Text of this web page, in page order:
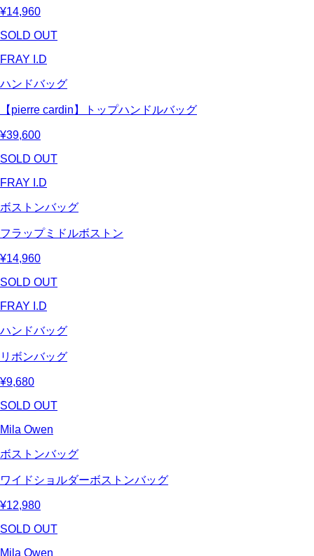
¥14,960
SOLD OUT
FRAY I.D
ハンドバッグ
【pierre cardin】トップハンドルバッグ
¥39,600
SOLD OUT
FRAY I.D
ボストンバッグ
フラップミドルボストン
¥14,960
SOLD OUT
FRAY I.D
ハンドバッグ
リボンバッグ
¥9,680
SOLD OUT
Mila Owen
ボストンバッグ
ワイドショルダーボストンバッグ
¥12,980
SOLD OUT
Mila Owen